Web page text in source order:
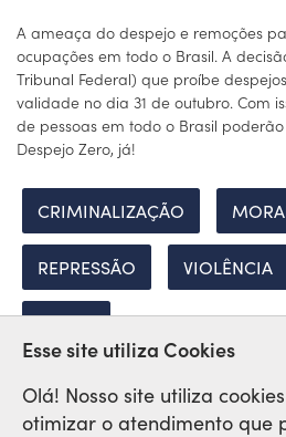
A ameaça do despejo e remoções
ocupações em todo o Brasil. A
Tribunal Federal) que proíbe
validade no dia 31 de outubro. Com
de pessoas em todo o Brasil
Despejo Zero, já!
CRIMINALIZAÇÃO
REPRESSÃO VIOLÊNCIA
BRAZIL
Esse site utiliza Cookies
Olá! Nosso site utiliza
otimizar o atendimento que